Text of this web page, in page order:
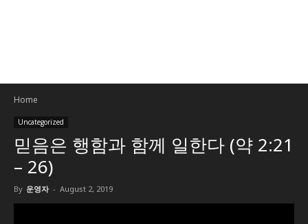
Home
Uncategorized
믿음은 행함과 함께 일한다 (약 2:21
– 26)
By 운영자 - August 2, 2019